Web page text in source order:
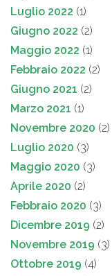
Luglio 2022 (1)
Giugno 2022 (2)
Maggio 2022 (1)
Febbraio 2022 (2)
Giugno 2021 (2)
Marzo 2021 (1)
Novembre 2020 (2)
Luglio 2020 (3)
Maggio 2020 (3)
Aprile 2020 (2)
Febbraio 2020 (3)
Dicembre 2019 (2)
Novembre 2019 (3)
Ottobre 2019 (4)